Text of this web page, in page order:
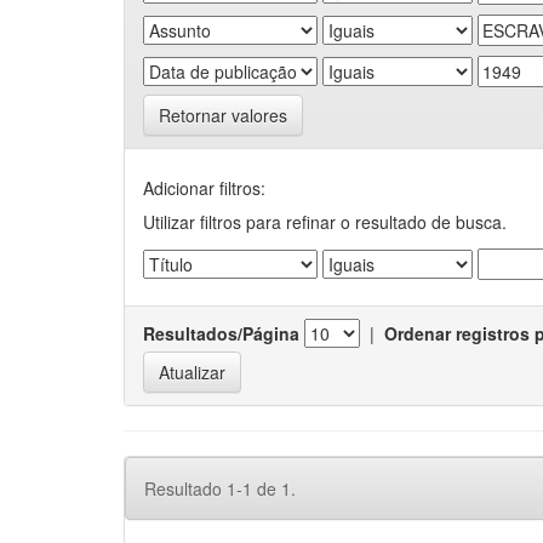
Retornar valores
Adicionar filtros:
Utilizar filtros para refinar o resultado de busca.
Resultados/Página | Ordenar registros
Resultado 1-1 de 1.